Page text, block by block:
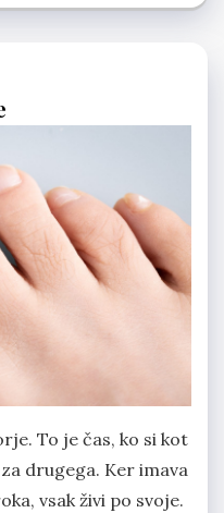
To je čas, ko si kot
drugega. Ker imava
vsak živi po svoje.